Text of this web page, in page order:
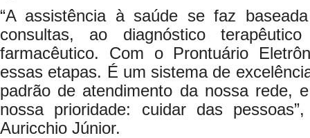
“A assistência à saúde se faz
consultas, ao diagnóstico
farmacêutico. Com o Prontuário
essas etapas. É um sistema de
padrão de atendimento da nossa rede,
nossa prioridade: cuidar das
Auricchio Júnior.